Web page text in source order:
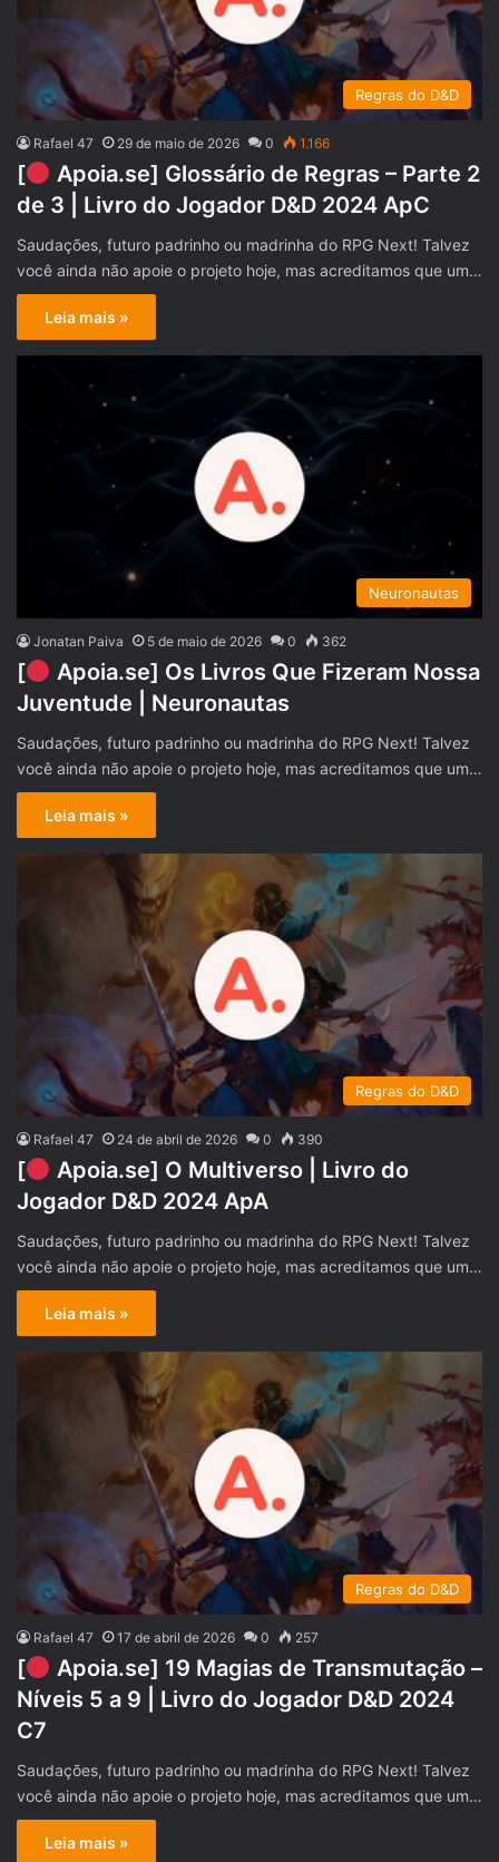
Regras do D&D
Rafael 47 29 de maio de 2026 0 1.166
[
Apoia.se] Glossário de Regras – Parte 2
de 3 | Livro do Jogador D&D 2024 ApC
Saudações, futuro padrinho ou madrinha do RPG Next! Talvez
você ainda não apoie o projeto hoje, mas acreditamos que um…
Leia mais »
Neuronautas
Jonatan Paiva 5 de maio de 2026 0 362
[
Apoia.se] Os Livros Que Fizeram Nossa
Juventude | Neuronautas
Saudações, futuro padrinho ou madrinha do RPG Next! Talvez
você ainda não apoie o projeto hoje, mas acreditamos que um…
Leia mais »
Regras do D&D
Rafael 47 24 de abril de 2026 0 390
[
Apoia.se] O Multiverso | Livro do
Jogador D&D 2024 ApA
Saudações, futuro padrinho ou madrinha do RPG Next! Talvez
você ainda não apoie o projeto hoje, mas acreditamos que um…
Leia mais »
Regras do D&D
Rafael 47 17 de abril de 2026 0 257
[
Apoia.se] 19 Magias de Transmutação –
Níveis 5 a 9 | Livro do Jogador D&D 2024
C7
Saudações, futuro padrinho ou madrinha do RPG Next! Talvez
você ainda não apoie o projeto hoje, mas acreditamos que um…
Leia mais »